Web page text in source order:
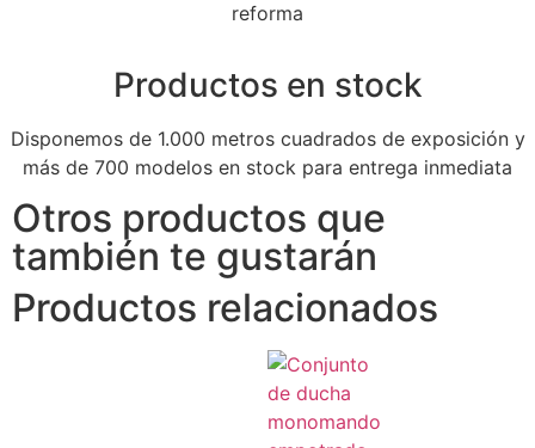
reforma
Productos en stock
Disponemos de 1.000 metros cuadrados de exposición y
más de 700 modelos en stock para entrega inmediata
Otros productos que
también te gustarán
Productos relacionados